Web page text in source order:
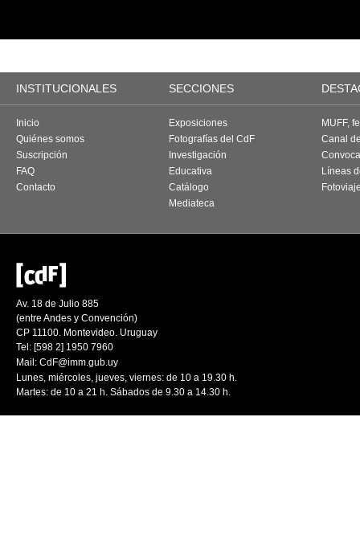
INSTITUCIONALES SECCIONES
Inicio
Quiénes somos
Suscripción
FAQ
Contacto
Exposiciones
Fotografías del CdF
Investigación
Educativa
Catálogo
Mediateca
MUFF,
Canal
Líneas
Av. 18 de Julio 885
(entre Andes y Convención)
CP 11100. Montevideo. Uruguay
Tel: [598 2] 1950 7960
Mail: CdF@imm.gub.uy
Lunes, miércoles, jueves, viernes: de 10 a 19.30 h.
Martes: de 10 a 21 h. Sábados de 9.30 a 14.30 h.